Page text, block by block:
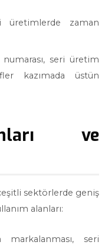
üretimlerde zaman
seri üretim
kazımada üstün
ve
sektörlerde geniş
alanları:
markalanması, seri